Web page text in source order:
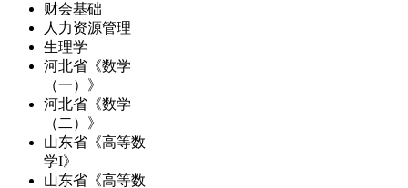
财会基础
人力资源管理
生理学
河北省《数学
（一）》
河北省《数学
（二）》
山东省《高等数
学I》
山东省《高等数